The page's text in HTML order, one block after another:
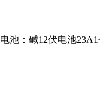
：碱12伏电池23A1